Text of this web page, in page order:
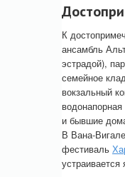
К
ансамбль
эстрадой),
семейное
вокзальный
и бывшие
В Вана-
фестиваль
устраивается